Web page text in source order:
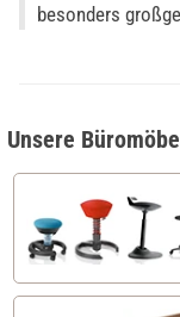
besonders
Unsere